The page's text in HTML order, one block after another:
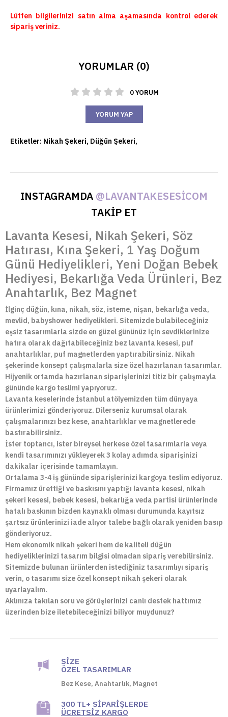
Lütfen bilgilerinizi satın alma aşamasında kontrol ederek
sipariş veriniz.
YORUMLAR (0)
0 YORUM
YORUM YAP
Etiketler: Nikah Şekeri, Düğün Şekeri,
INSTAGRAMDA @LAVANTAKESESICOM
TAKİP ET
Lavanta Kesesi, Nikah Şekeri, Söz
Hatırası, Kına Şekeri, 1 Yaş Doğum
Günü Hediyelikleri, Yeni Doğan Bebek
Hediyesi, Bekarlığa Veda Ürünleri, Bez
Anahtarlık, Bez Magnet
İlginç düğün, kına, nikah, söz, isteme, nişan, bekarlığa veda,
mevlid, babyshower hediyelikleri. Sitemizde bulabileceğiniz
eşsiz tasarımlarla sizde en güzel gününüz için sevdiklerinize
hatıra olarak dağıtabileceğiniz bez lavanta kesesi, puf
anahtarlıklar, puf magnetlerden yaptırabilirsiniz. Nikah
şekerinde konsept çalışmalarla size özel hazırlanan tasarımlar.
Hijyenik ortamda hazırlanan siparişlerinizi titiz bir çalışmayla
gününde kargo teslimi yapıyoruz.
Lavanta keselerinde İstanbul atölyemizden tüm dünyaya
ürünlerimizi gönderiyoruz. Dilerseniz kurumsal olarak
çalışmalarınızı bez kese, anahtarlıklar ve magnetlerede
bastırabilirsiniz.
İster toptancı, ister bireysel herkese özel tasarımlarla veya
kendi tasarımınızı yükleyerek 3 kolay adımda siparişinizi
dakikalar içerisinde tamamlayın.
Ortalama 3-4 iş gününde siparişlerinizi kargoya teslim ediyoruz.
Firmamız ürettiği ve baskısını yaptığı lavanta kesesi, nikah
şekeri kesesi, bebek kesesi, bekarlığa veda partisi ürünlerinde
hatalı baskının bizden kaynaklı olması durumunda kayıtsız
şartsız ürünlerinizi iade alıyor talebe bağlı olarak yeniden basıp
gönderiyoruz.
Hem ekonomik nikah şekeri hem de kaliteli düğün
hediyeliklerinizi tasarım bilgisi olmadan sipariş verebilirsiniz.
Sitemizde bulunan ürünlerden istediğiniz tasarımlıyı sipariş
verin, o tasarımı size özel konsept nikah şekeri olarak
uyarlayalım.
Aklınıza takılan soru ve görüşlerinizi canlı destek hattımız
üzerinden bize iletebileceğinizi biliyor muydunuz?
SIZE
ÖZEL TASARIMLAR
Bez Kese, Anahtarlık, Magnet
300 TL+ SIPARIŞLERDE
ÜCRETSIZ KARGO